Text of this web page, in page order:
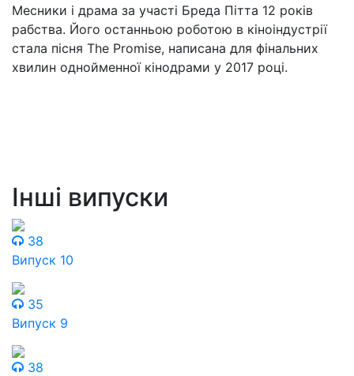
Месники і драма за участі Бреда Пітта 12 років
рабства. Його останньою роботою в кіноіндустрії
стала пісня The Promise, написана для фінальних
хвилин однойменної кінодрами у 2017 році.
Інші випуски
38
Випуск 10
35
Випуск 9
38